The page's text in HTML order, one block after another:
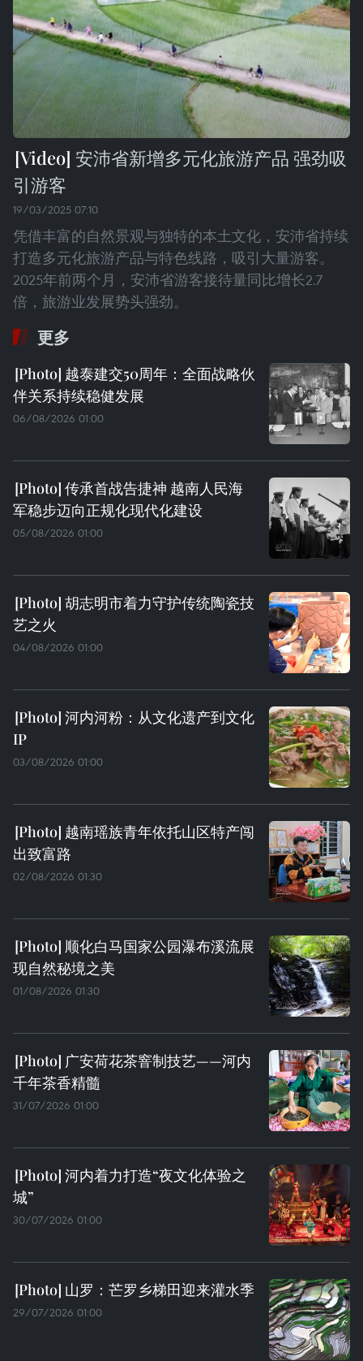
安沛省新增多元化旅游产品 强劲吸
引游客
19/03/2025 07:10
凭借丰富的自然景观与独特的本土文化，安沛省持续
打造多元化旅游产品与特色线路，吸引大量游客。
2025年前两个月，安沛省游客接待量同比增长2.7
倍，旅游业发展势头强劲。
更多
越泰建交50周年：全面战略伙
伴关系持续稳健发展
06/08/2026 01:00
传承首战告捷神 越南人民海
军稳步迈向正规化现代化建设
05/08/2026 01:00
胡志明市着力守护传统陶瓷技
艺之火
04/08/2026 01:00
河内河粉：从文化遗产到文化
IP
03/08/2026 01:00
越南瑶族青年依托山区特产闯
出致富路
02/08/2026 01:30
顺化白马国家公园瀑布溪流展
现自然秘境之美
01/08/2026 01:30
广安荷花茶窨制技艺——河内
千年茶香精髓
31/07/2026 01:00
河内着力打造“夜文化体验之
城”
30/07/2026 01:00
山罗：芒罗乡梯田迎来灌水季
29/07/2026 01:00